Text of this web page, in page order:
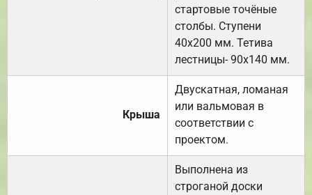
стартовые точёные
столбы. Ступени
40х200 мм. Тетива
лестницы- 90х140 мм.
Крыша
Двускатная, ломаная
или вальмовая в
соответствии с
проектом.
Выполнена из
строганой доски